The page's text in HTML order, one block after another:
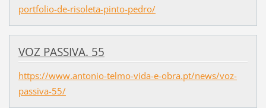
portfolio-de-risoleta-pinto-pedro/
VOZ PASSIVA. 55
https://www.antonio-telmo-vida-e-obra.pt/news/voz-
passiva-55/